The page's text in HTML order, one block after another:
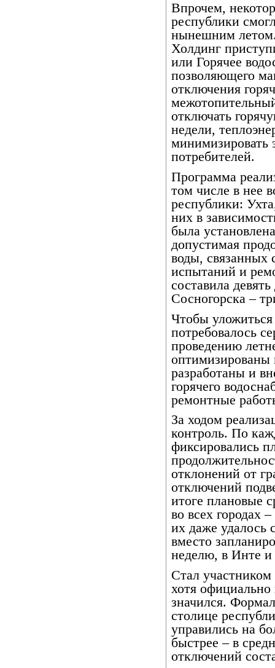
Впрочем,
республики
нынешним
Холдинг
или Горячее
позволяющего
отключения
отключать
недели,
минимизировать
потребителей.
Программа
том числе в нее
республики:
них в
была
допустимая
воды, связанных
испытаний и
составила
Сосногорска –
Чтобы
потребовалось
проведению
оптимизированы
разработаны и
горячего
ремонтные
За ходом
контроль. По
фиксировались
отклонений от
отключений
итоге плановые
во всех городах
их даже удалось
вместо
неделю, в Инте и
Стал
хотя официально
значился.
столице
управились на
быстрее – в
отключений